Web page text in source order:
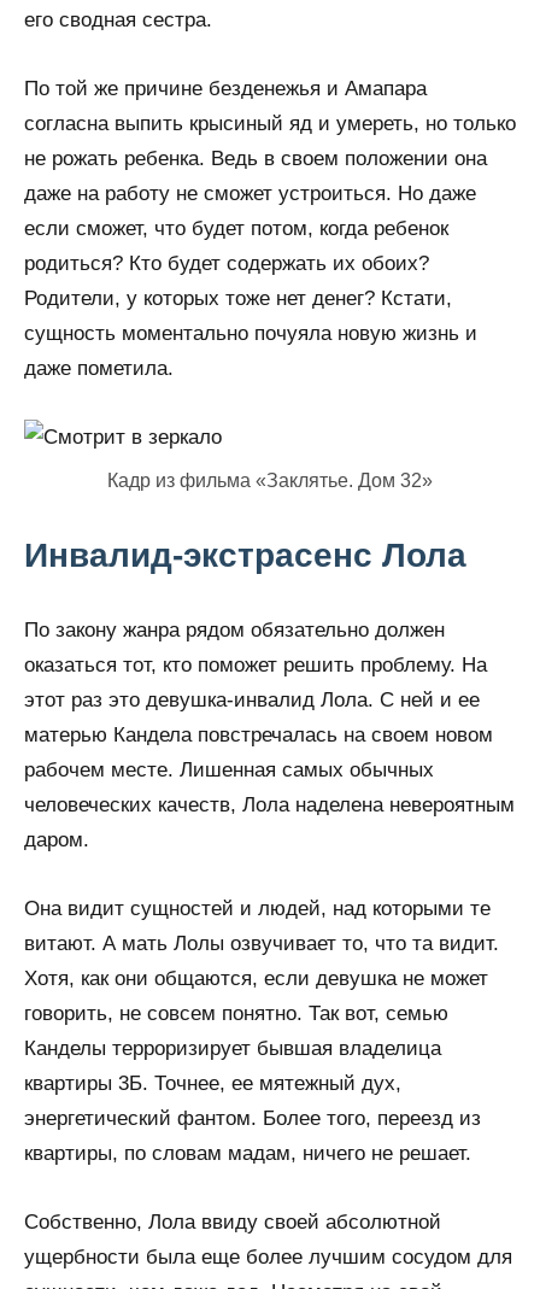
его сводная сестра.
По той же причине безденежья и Амапара
согласна выпить крысиный яд и умереть, но только
не рожать ребенка. Ведь в своем положении она
даже на работу не сможет устроиться. Но даже
если сможет, что будет потом, когда ребенок
родиться? Кто будет содержать их обоих?
Родители, у которых тоже нет денег? Кстати,
сущность моментально почуяла новую жизнь и
даже пометила.
Кадр из фильма «Заклятье. Дом 32»
Инвалид-экстрасенс Лола
По закону жанра рядом обязательно должен
оказаться тот, кто поможет решить проблему. На
этот раз это девушка-инвалид Лола. С ней и ее
матерью Кандела повстречалась на своем новом
рабочем месте. Лишенная самых обычных
человеческих качеств, Лола наделена невероятным
даром.
Она видит сущностей и людей, над которыми те
витают. А мать Лолы озвучивает то, что та видит.
Хотя, как они общаются, если девушка не может
говорить, не совсем понятно. Так вот, семью
Канделы терроризирует бывшая владелица
квартиры 3Б. Точнее, ее мятежный дух,
энергетический фантом. Более того, переезд из
квартиры, по словам мадам, ничего не решает.
Собственно, Лола ввиду своей абсолютной
ущербности была еще более лучшим сосудом для